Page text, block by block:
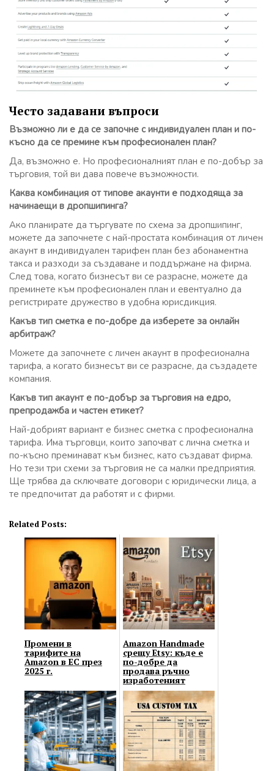
Често задавани въпроси
Възможно ли е да се започне с индивидуален план и по-
късно да се премине към професионален план?
Да, възможно е. Но професионалният план е по-добър за
търговия, той ви дава повече възможности.
Каква комбинация от типове акаунти е подходяща за
начинаещи в дропшипинга?
Ако планирате да търгувате по схема за дропшипинг,
можете да започнете с най-простата комбинация от личен
акаунт в индивидуален тарифен план без абонаментна
такса и разходи за създаване и поддържане на фирма.
След това, когато бизнесът ви се разрасне, можете да
преминете към професионален план и евентуално да
регистрирате дружество в удобна юрисдикция.
Какъв тип сметка е по-добре да изберете за онлайн
арбитраж?
Можете да започнете с личен акаунт в професионална
тарифа, а когато бизнесът ви се разрасне, да създадете
компания.
Какъв тип акаунт е по-добър за търговия на едро,
препродажба и частен етикет?
Най-добрият вариант е бизнес сметка с професионална
тарифа. Има търговци, които започват с лична сметка и
по-късно преминават към бизнес, като създават фирма.
Но тези три схеми за търговия не са малки предприятия.
Ще трябва да сключвате договори с юридически лица, а
те предпочитат да работят и с фирми.
Related Posts:
Промени в
тарифите на
Amazon в ЕС през
2025 г.
Amazon Handmade
срещу Etsy: къде е
по-добре да
продава ръчно
изработеният
занаятчия?